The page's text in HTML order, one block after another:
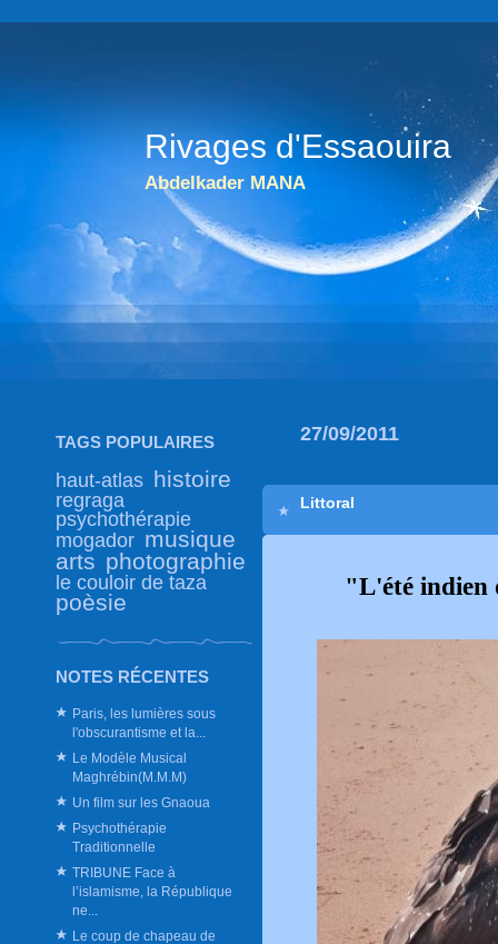
Rivages d'Essaouira
Abdelkader MANA
TAGS POPULAIRES
haut-atlas histoire
regraga
psychothérapie
mogador musique
arts photographie
le couloir de taza
poèsie
NOTES RÉCENTES
Paris, les lumières sous
l'obscurantisme et la...
Le Modèle Musical
Maghrébin(M.M.M)
Un film sur les Gnaoua
Psychothérapie
Traditionnelle
TRIBUNE Face à
l’islamisme, la République
ne...
Le coup de chapeau de
27/09/2011
Littoral
"L'été indien